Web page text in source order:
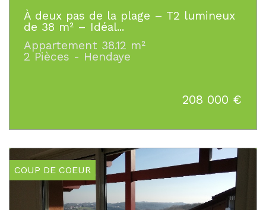
À deux pas de la plage – T2 lumineux
de 38 m² – Idéal...
Appartement 38.12 m²
2 Pièces - Hendaye
208 000 €
COUP DE COEUR